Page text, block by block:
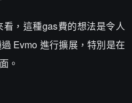
，這種gas費的想法是令人
Evmo 進行擴展，特別是在
。